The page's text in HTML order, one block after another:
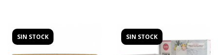
SIN STOCK SIN STOCK